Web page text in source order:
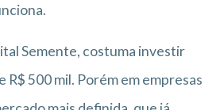
Semente, costuma investir
R$ 500 mil. Porém em empresas